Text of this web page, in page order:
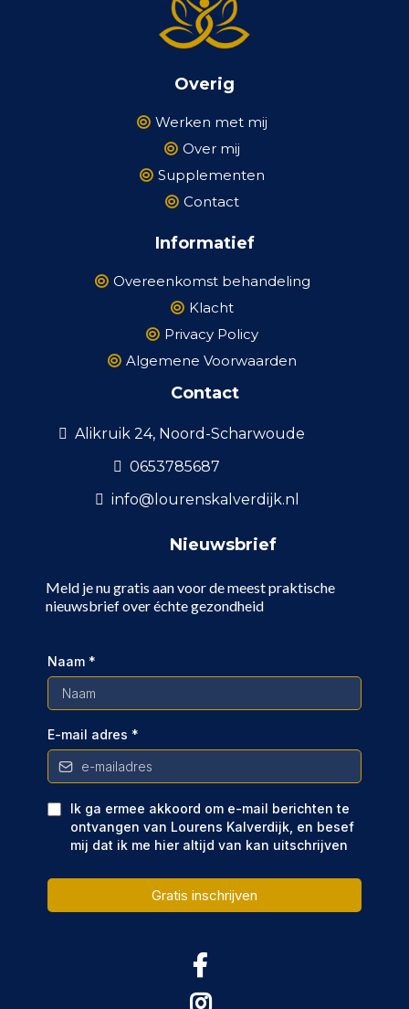
Overig
Werken met mij
Over mij
Supplementen
Contact
Informatief
Overeenkomst behandeling
Klacht
Privacy Policy
Algemene Voorwaarden
Contact
Alikruik 24, Noord-Scharwoude
0653785687
info@lourenskalverdijk.nl
Nieuwsbrief
Meld je nu gratis aan voor de meest praktische
nieuwsbrief over échte gezondheid
Naam *
E-mail adres *
Ik ga ermee akkoord om e-mail berichten te
ontvangen van Lourens Kalverdijk, en besef
mij dat ik me hier altijd van kan uitschrijven
Gratis inschrijven